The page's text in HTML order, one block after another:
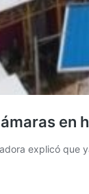
en
explicó que